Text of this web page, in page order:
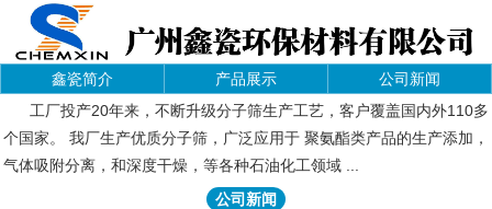
鑫瓷简介 产品展示
公司新闻
工厂投产20年来，不断升级分子筛生产工艺，客户覆盖国内外110多
个国家。 我厂生产优质分子筛，广泛应用于 聚氨酯类产品的生产添加，
气体吸附分离，和深度干燥，等各种石油化工领域 ...
公司新闻